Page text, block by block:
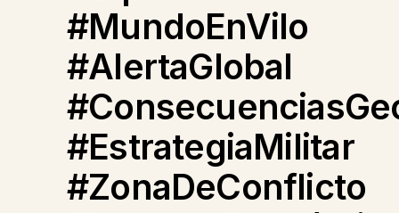
#MundoEnVilo
#AlertaGlobal
#EstrategiaMilitar
#ZonaDeConflicto